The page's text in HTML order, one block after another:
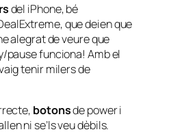
del iPhone, bé
que deien que
alegrat de veure que
pause funciona! Amb el
tenir milers de
botonsde power i
ni se’ls veu dèbils.